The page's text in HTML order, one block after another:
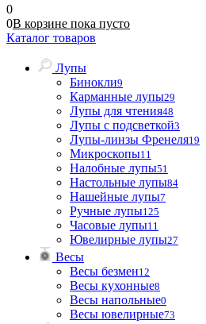
0
0В корзине пока пусто
Каталог товаров
Лупы
Бинокли9
Карманные лупы29
Лупы для чтения48
Лупы с подсветкой3
Лупы-линзы Френеля19
Микроскопы11
Налобные лупы51
Настольные лупы84
Нашейные лупы7
Ручные лупы125
Часовые лупы11
Ювелирные лупы27
Весы
Весы безмен12
Весы кухонные8
Весы напольные0
Весы ювелирные73